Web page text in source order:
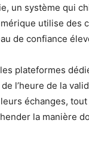
un système qui
utilise des
de confiance
plateformes
l’heure de la
échanges,
la manière